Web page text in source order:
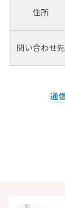
住所
問い合わせ先
通